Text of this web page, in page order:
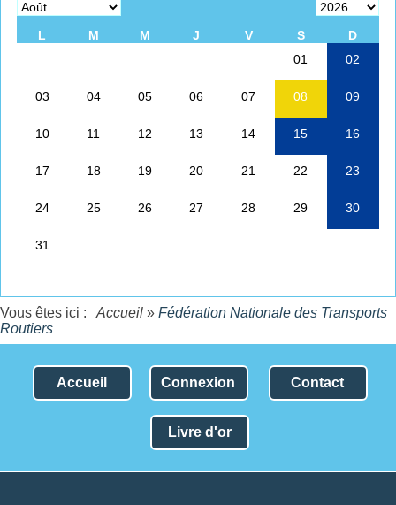
Vous êtes ici : Accueil » Fédération Nationale des Transports
Routiers
Accueil Connexion Contact
Livre d'or